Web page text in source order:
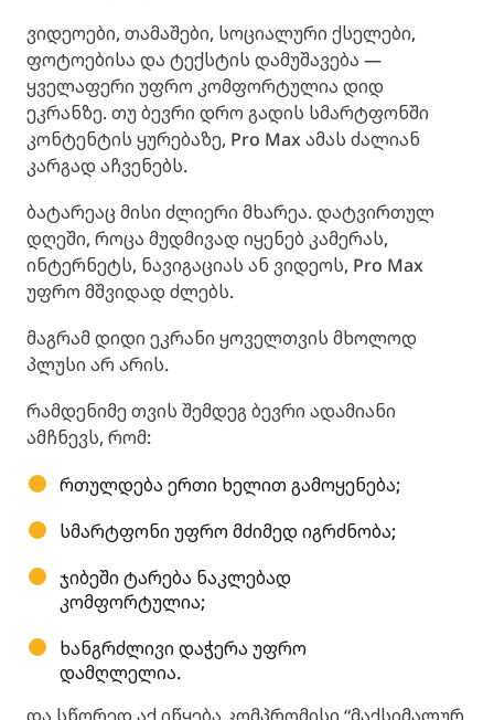
ვიდეოები, თამაშები, სოციალური ქსელები,
ფოტოებისა და ტექსტის დამუშავება —
ყველაფერი უფრო კომფორტულია დიდ
ეკრანზე. თუ ბევრი დრო გადის სმარტფონში
კონტენტის ყურებაზე, Pro Max ამას ძალიან
კარგად აჩვენებს.
ბატარეაც მისი ძლიერი მხარეა. დატვირთულ
დღეში, როცა მუდმივად იყენებ კამერას,
ინტერნეტს, ნავიგაციას ან ვიდეოს, Pro Max
უფრო მშვიდად ძლებს.
მაგრამ დიდი ეკრანი ყოველთვის მხოლოდ
პლუსი არ არის.
რამდენიმე თვის შემდეგ ბევრი ადამიანი
ამჩნევს, რომ:
რთულდება ერთი ხელით გამოყენება;
სმარტფონი უფრო მძიმედ იგრძნობა;
ჯიბეში ტარება ნაკლებად
კომფორტულია;
ხანგრძლივი დაჭერა უფრო
დამღლელია.